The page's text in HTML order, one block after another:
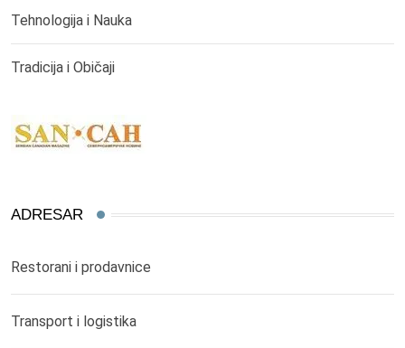
Tehnologija i Nauka
Tradicija i Običaji
ADRESAR
Restorani i prodavnice
Transport i logistika